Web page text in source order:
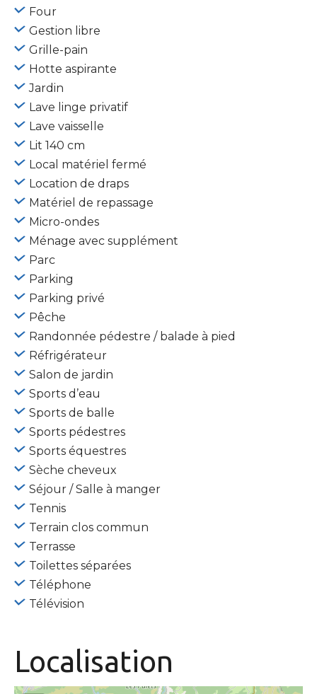
Four
Gestion libre
Grille-pain
Hotte aspirante
Jardin
Lave linge privatif
Lave vaisselle
Lit 140 cm
Local matériel fermé
Location de draps
Matériel de repassage
Micro-ondes
Ménage avec supplément
Parc
Parking
Parking privé
Pêche
Randonnée pédestre / balade à pied
Réfrigérateur
Salon de jardin
Sports d’eau
Sports de balle
Sports pédestres
Sports équestres
Sèche cheveux
Séjour / Salle à manger
Tennis
Terrain clos commun
Terrasse
Toilettes séparées
Téléphone
Télévision
Localisation